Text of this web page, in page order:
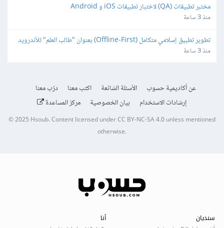
مختبر تطبيقات (QA) لاختبار تطبيقات iOS و Android
منذ 3 ساعة
و iOS
منذ 3 ساعة
عن أكاديمية حسوب الأسئلة الشائعة اكتب معنا
درّب معنا
إرشادات الاستخدام
بيان الخصوصية مركز المساعدة
© 2025 Hsoub.Content licensed underCC BY-NC-SA 4.0unless mentioned
otherwise.